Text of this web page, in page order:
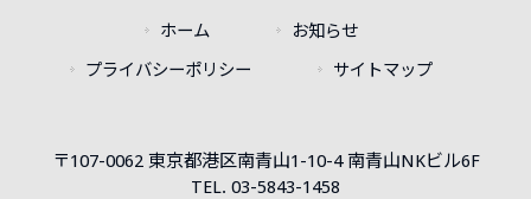
ホーム お知らせ
プライバシーポリシー サイトマップ
〒107-0062 東京都港区南青山1-10-4 南青山NKビル6F
TEL. 03-5843-1458